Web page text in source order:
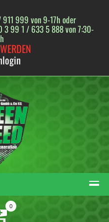
999 von 9-17h oder
0 3 99 1 / 633 5 888 von 7:30-
0